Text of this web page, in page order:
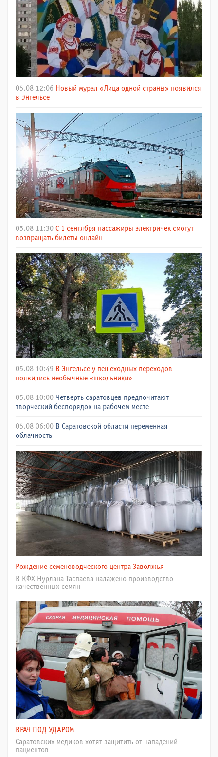
05.08 12:06 Новый мурал «Лица одной страны» появился
в Энгельсе
05.08 11:30 С 1 сентября пассажиры электричек смогут
возвращать билеты онлайн
05.08 10:49 В Энгельсе у пешеходных переходов
появились необычные «школьники»
05.08 10:00 Четверть саратовцев предпочитают
творческий беспорядок на рабочем месте
05.08 06:00 В Саратовской области переменная
облачность
Рождение семеноводческого центра Заволжья
В КФХ Нурлана Таспаева налажено производство
качественных семян
ВРАЧ ПОД УДАРОМ
Саратовских медиков хотят защитить от нападений
пациентов